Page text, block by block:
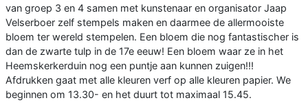
van groep 3 en 4 samen met kunstenaar en organisator Jaap
Velserboer zelf stempels maken en daarmee de allermooiste
bloem ter wereld stempelen. Een bloem die nog fantastischer is
dan de zwarte tulp in de 17e eeuw! Een bloem waar ze in het
Heemskerkerduin nog een puntje aan kunnen zuigen!!!
Afdrukken gaat met alle kleuren verf op alle kleuren papier. We
beginnen om 13.30- en het duurt tot maximaal 15.45.